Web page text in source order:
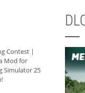
Contest |
Mod for
Simulator 25